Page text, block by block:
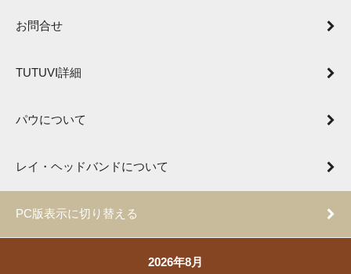
お問合せ
TUTUVI詳細
パウについて
レイ・ヘッドバンドについて
PC版表示に切り替える
2026年8月